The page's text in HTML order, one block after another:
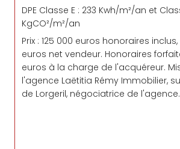
DPE Classe E : 233 Kwh/m²/an et
KgCO²/m²/an
Prix : 125 000 euros honoraires inclus,
euros net vendeur. Honoraires
euros à la charge de l'acquéreur.
l'agence Laëtitia Rémy Immobilier,
de Lorgeril, négociatrice de l'agence.